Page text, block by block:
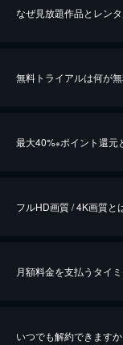
なぜ見放題作品とレン
無料トライアルは何が無
最大40%※ポイント還元
※40％ポイント還元の対象は
iOSアプリのUコイン決済
フルHD画質 / 4K画質と
月額料金を支払うタイ
いつでも解約できますか